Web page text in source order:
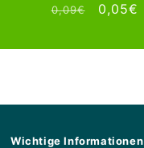
Normaler
0,09€ 0,05€
Wichtige Informationen